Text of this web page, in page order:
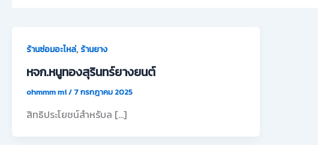
ร้านซ่อมอะไหล่,ร้านยาง
หจก.หนูทองสุรินทร์ยางยนต์
ohmmm mi/ 7 กรกฎาคม 2025
สิทธิประโยชน์สำหรับล […]